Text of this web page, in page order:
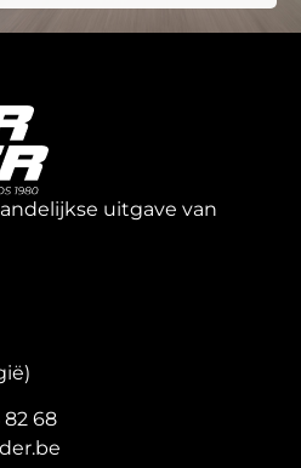
uitgave van
82 68